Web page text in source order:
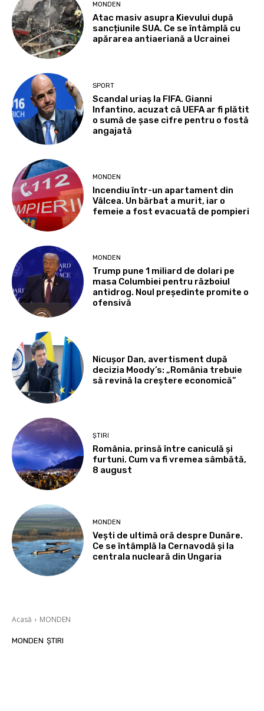
MONDEN
Atac masiv asupra Kievului după
sancțiunile SUA. Ce se întâmplă cu
apărarea antiaeriană a Ucrainei
SPORT
Scandal uriaș la FIFA. Gianni
Infantino, acuzat că UEFA ar fi plătit
o sumă de șase cifre pentru o fostă
angajată
MONDEN
Incendiu într-un apartament din
Vâlcea. Un bărbat a murit, iar o
femeie a fost evacuată de pompieri
MONDEN
Trump pune 1 miliard de dolari pe
masa Columbiei pentru războiul
antidrog. Noul președinte promite o
ofensivă
Nicușor Dan, avertisment după
decizia Moody’s: „România trebuie
să revină la creștere economică”
ȘTIRI
România, prinsă între caniculă și
furtuni. Cum va fi vremea sâmbătă,
8 august
MONDEN
Vești de ultimă oră despre Dunăre.
Ce se întâmplă la Cernavodă și la
centrala nucleară din Ungaria